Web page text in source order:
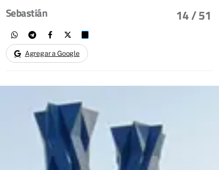
14/ 51
Sebastián
Agregar a Google